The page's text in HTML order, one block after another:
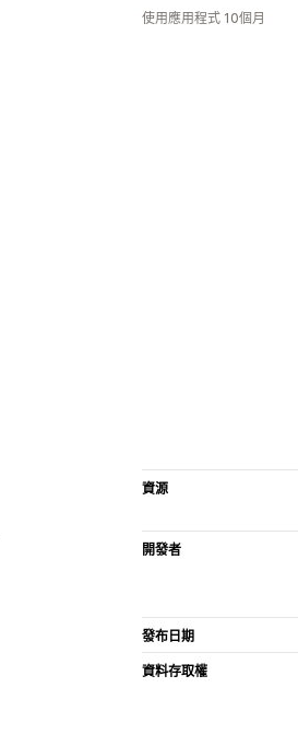
使用應用程式 10個月
資源
開發者
發布日期
資料存取權